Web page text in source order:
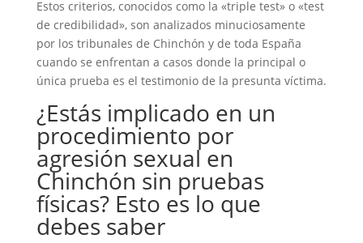
Estos criterios, conocidos como la «triple test» o «test
de credibilidad», son analizados minuciosamente
por los tribunales de Chinchón y de toda España
cuando se enfrentan a casos donde la principal o
única prueba es el testimonio de la presunta víctima.
¿Estás implicado en un
procedimiento por
agresión sexual en
Chinchón sin pruebas
físicas? Esto es lo que
debes saber